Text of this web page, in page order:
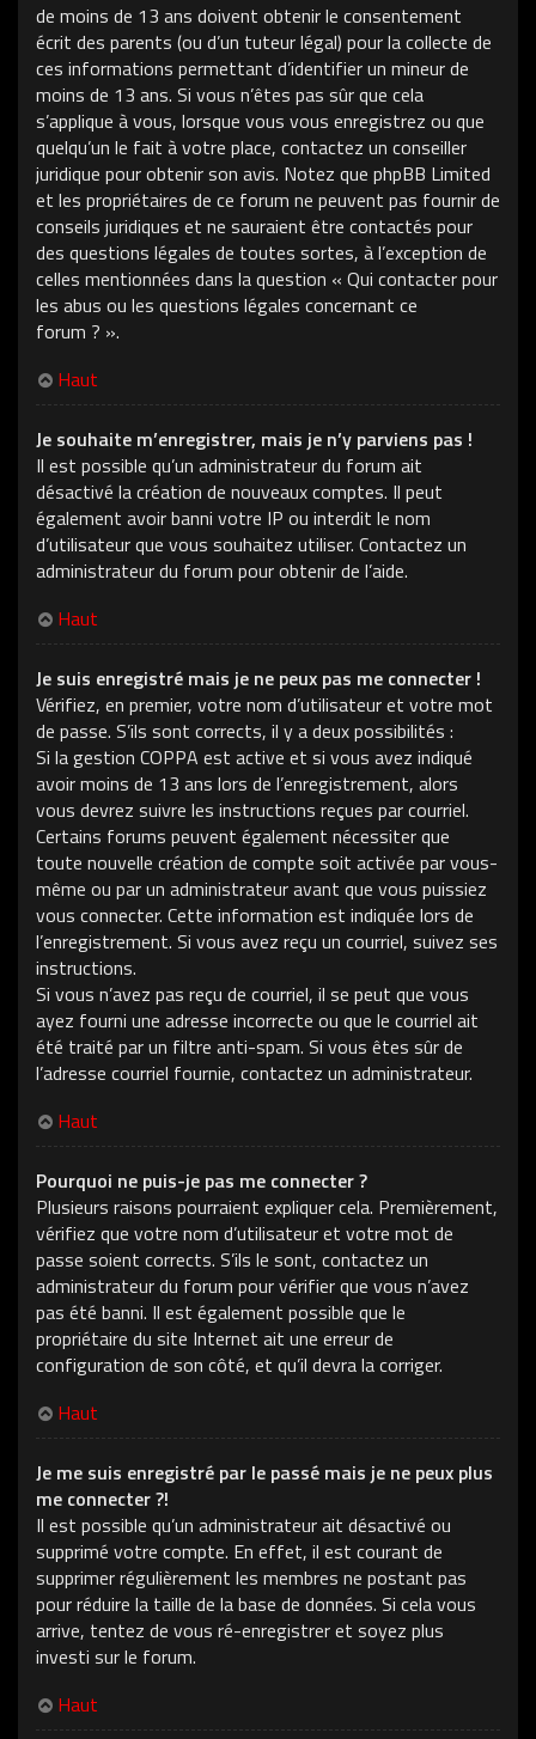
de moins de 13 ans doivent obtenir le consentement
écrit des parents (ou d’un tuteur légal) pour la collecte de
ces informations permettant d’identifier un mineur de
moins de 13 ans. Si vous n’êtes pas sûr que cela
s’applique à vous, lorsque vous vous enregistrez ou que
quelqu’un le fait à votre place, contactez un conseiller
juridique pour obtenir son avis. Notez que phpBB Limited
et les propriétaires de ce forum ne peuvent pas fournir de
conseils juridiques et ne sauraient être contactés pour
des questions légales de toutes sortes, à l’exception de
celles mentionnées dans la question « Qui contacter pour
les abus ou les questions légales concernant ce
forum ? ».
Haut
Je souhaite m’enregistrer, mais je n’y parviens pas !
Il est possible qu’un administrateur du forum ait
désactivé la création de nouveaux comptes. Il peut
également avoir banni votre IP ou interdit le nom
d’utilisateur que vous souhaitez utiliser. Contactez un
administrateur du forum pour obtenir de l’aide.
Haut
Je suis enregistré mais je ne peux pas me connecter !
Vérifiez, en premier, votre nom d’utilisateur et votre mot
de passe. S’ils sont corrects, il y a deux possibilités :
Si la gestion COPPA est active et si vous avez indiqué
avoir moins de 13 ans lors de l’enregistrement, alors
vous devrez suivre les instructions reçues par courriel.
Certains forums peuvent également nécessiter que
toute nouvelle création de compte soit activée par vous-
même ou par un administrateur avant que vous puissiez
vous connecter. Cette information est indiquée lors de
l’enregistrement. Si vous avez reçu un courriel, suivez ses
instructions.
Si vous n’avez pas reçu de courriel, il se peut que vous
ayez fourni une adresse incorrecte ou que le courriel ait
été traité par un filtre anti-spam. Si vous êtes sûr de
l’adresse courriel fournie, contactez un administrateur.
Haut
Pourquoi ne puis-je pas me connecter ?
Plusieurs raisons pourraient expliquer cela. Premièrement,
vérifiez que votre nom d’utilisateur et votre mot de
passe soient corrects. S’ils le sont, contactez un
administrateur du forum pour vérifier que vous n’avez
pas été banni. Il est également possible que le
propriétaire du site Internet ait une erreur de
configuration de son côté, et qu’il devra la corriger.
Haut
Je me suis enregistré par le passé mais je ne peux plus
me connecter ?!
Il est possible qu’un administrateur ait désactivé ou
supprimé votre compte. En effet, il est courant de
supprimer régulièrement les membres ne postant pas
pour réduire la taille de la base de données. Si cela vous
arrive, tentez de vous ré-enregistrer et soyez plus
investi sur le forum.
Haut